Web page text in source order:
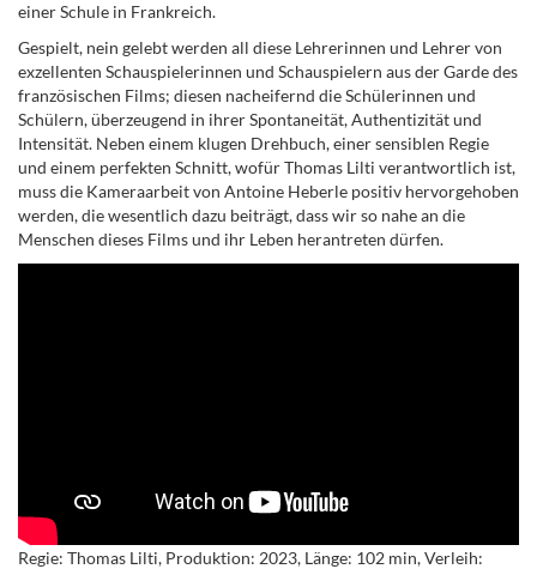
einer Schule in Frankreich.
Gespielt, nein gelebt werden all diese Lehrerinnen und Lehrer von
exzellenten Schauspielerinnen und Schauspielern aus der Garde des
französischen Films; diesen nacheifernd die Schülerinnen und
Schülern, überzeugend in ihrer Spontaneität, Authentizität und
Intensität. Neben einem klugen Drehbuch, einer sensiblen Regie
und einem perfekten Schnitt, wofür Thomas Lilti verantwortlich ist,
muss die Kameraarbeit von Antoine Heberle positiv hervorgehoben
werden, die wesentlich dazu beiträgt, dass wir so nahe an die
Menschen dieses Films und ihr Leben herantreten dürfen.
Regie: Thomas Lilti, Produktion: 2023, Länge: 102 min, Verleih: